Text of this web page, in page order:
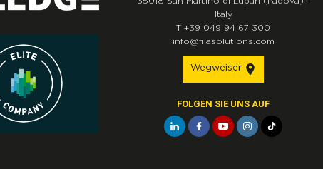
Italy
T +39 049 94 67 300
info@filasolutions.com
Wegweiser
FOLGEN SIE UNS AUF